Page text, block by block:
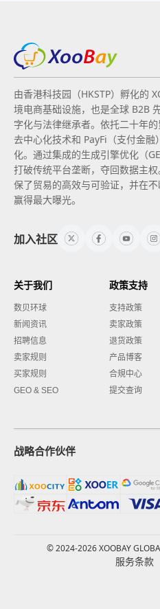
由香港科技园（HKSTP）孵化的
境电商基础设施，也是全球 B2B
字化与法律继承者。依托二十年
去中心化技术和 PayFi（支付金
化。通过集成的生成引擎优化（
打破传统平台垄断，夺回数据主
保了贸易的高效与可验证，并在
赢得最大曝光。
加入社区
关于我们
数贝环球
新闻资讯
招聘信息
卖家规则
买家规则
GEO & SEO
政策支持
支持政策
卖家政策
退货政策
产品博客
合規中心
提交查询
战略合作伙伴
© 2024-2026 XOOBAY
服务条款